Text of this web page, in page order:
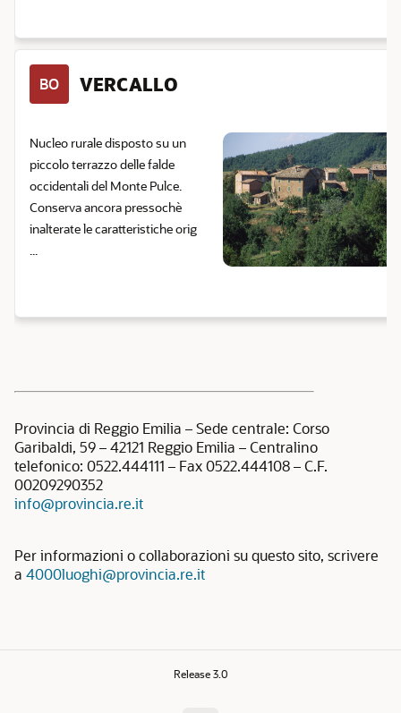
BO VERCALLO
Nucleo rurale disposto su un
piccolo terrazzo delle falde
occidentali del Monte Pulce.
Conserva ancora pressochè
inalterate le caratteristiche orig
...
Provincia di Reggio Emilia – Sede centrale: Corso
Garibaldi, 59 – 42121 Reggio Emilia – Centralino
telefonico: 0522.444111 – Fax 0522.444108 – C.F.
00209290352
info@provincia.re.it
Per informazioni o collaborazioni su questo sito, scrivere
a 4000luoghi@provincia.re.it
Release 3.0